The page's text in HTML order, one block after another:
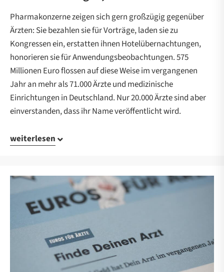
Pharmakonzerne zeigen sich gern großzügig gegenüber
Ärzten: Sie bezahlen sie für Vorträge, laden sie zu
Kongressen ein, erstatten ihnen Hotelübernachtungen,
honorieren sie für Anwendungsbeobachtungen. 575
Millionen Euro flossen auf diese Weise im vergangenen
Jahr an mehr als 71.000 Ärzte und medizinische
Einrichtungen in Deutschland. Nur 20.000 Ärzte sind aber
einverstanden, dass ihr Name veröffentlicht wird.
weiterlesen